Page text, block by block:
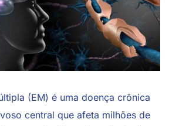
(EM) é uma doença crônica
central que afeta milhões de